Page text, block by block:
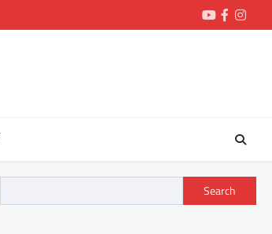
Youtube
Search